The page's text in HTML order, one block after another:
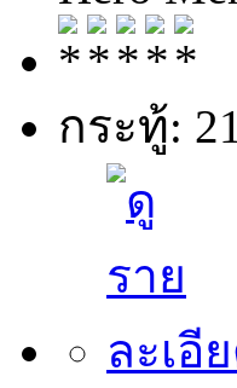
กระทู้: